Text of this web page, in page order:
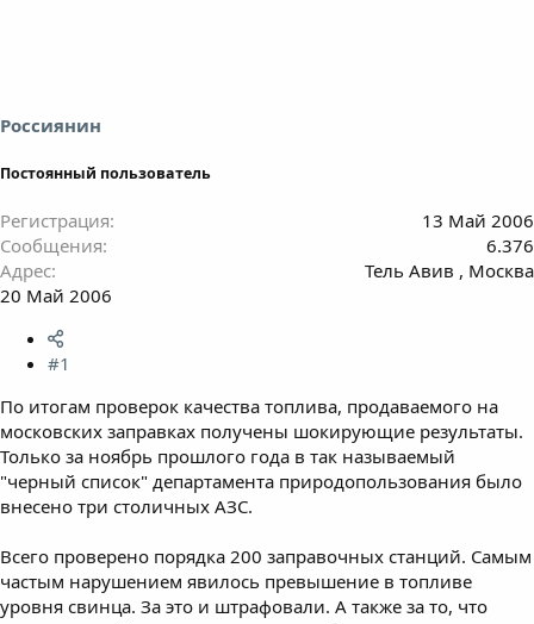
Россиянин
Постоянный пользователь
Регистрация
13 Май 2006
Сообщения
6.376
Адрес
Тель Авив , Москва
20 Май 2006
#1
По итогам проверок качества топлива, продаваемого на
московских заправках получены шокирующие результаты.
Только за ноябрь прошлого года в так называемый
"черный список" департамента природопользования было
внесено три столичных АЗС.
Всего проверено порядка 200 заправочных станций. Самым
частым нарушением явилось превышение в топливе
уровня свинца. За это и штрафовали. А также за то, что